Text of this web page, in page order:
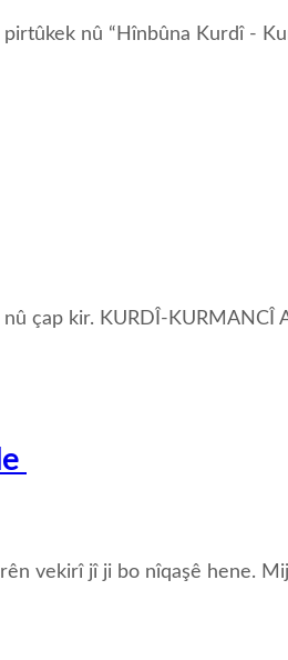
nû “Hînbûna Kurdî -
çap kir. KURDÎ-KURMANCÎ
vekirî jî ji bo nîqaşê hene.